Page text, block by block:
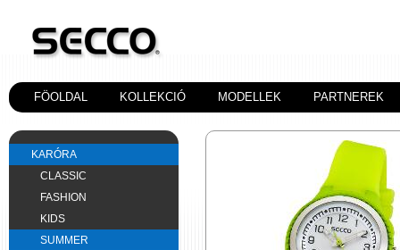
FÖOLDAL KOLLEKCIÓ MODELLEK PARTNEREK
KARÓRA
CLASSIC
FASHION
KIDS
SUMMER